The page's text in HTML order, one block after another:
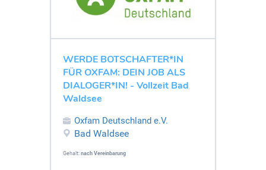
WERDE BOTSCHAFTER*IN
FÜR OXFAM: DEIN JOB ALS
DIALOGER*IN! - Vollzeit Bad
Waldsee
Oxfam Deutschland e.V.
Bad Waldsee
Gehalt: nach Vereinbarung